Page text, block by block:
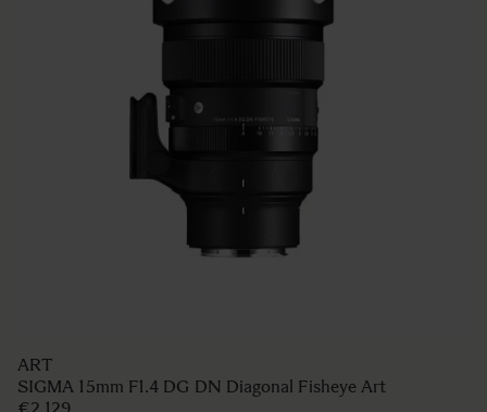
ART
SIGMA 15mm F1.4 DG DN Diagonal Fisheye Art